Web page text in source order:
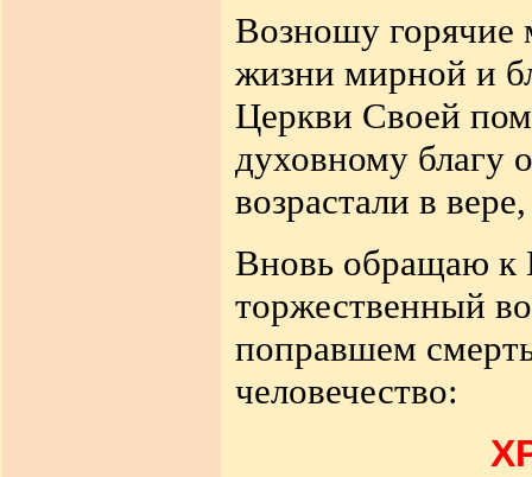
Возношу горячие
жизни мирной и
Церкви Своей
духовному благу
возрастали в
Вновь обращаю к
торжественный
поправшем
человечество: